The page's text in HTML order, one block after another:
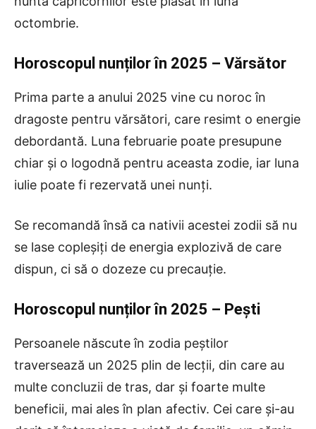
octombrie.
Horoscopul nunților în 2025 – Vărsător
Prima parte a anului 2025 vine cu noroc în
dragoste pentru vărsători, care resimt o energie
debordantă. Luna februarie poate presupune
chiar și o logodnă pentru aceasta zodie, iar luna
iulie poate fi rezervată unei nunți.
Se recomandă însă ca nativii acestei zodii să nu
se lase copleșiți de energia explozivă de care
dispun, ci să o dozeze cu precauție.
Horoscopul nunților în 2025 – Pești
Persoanele născute în zodia peștilor
traversează un 2025 plin de lecții, din care au
multe concluzii de tras, dar și foarte multe
beneficii, mai ales în plan afectiv. Cei care și-au